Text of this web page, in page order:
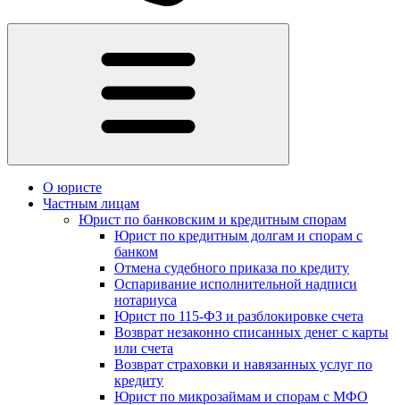
О юристе
Частным лицам
Юрист по банковским и кредитным спорам
Юрист по кредитным долгам и спорам с
банком
Отмена судебного приказа по кредиту
Оспаривание исполнительной надписи
нотариуса
Юрист по 115-ФЗ и разблокировке счета
Возврат незаконно списанных денег с карты
или счета
Возврат страховки и навязанных услуг по
кредиту
Юрист по микрозаймам и спорам с МФО